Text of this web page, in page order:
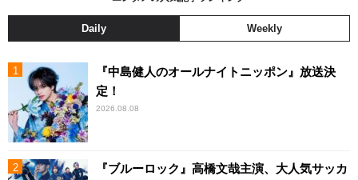
Daily Weekly
『中島健人のオールナイトニッポン』放送決
定！
2026.08.08
『ブルーロック』高橋文哉主演、大人気サッカ